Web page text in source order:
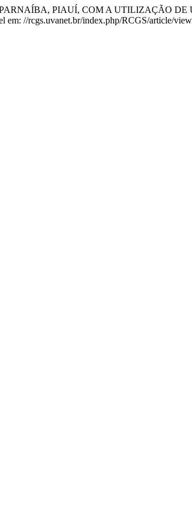
PIAUÍ, COM A UTILIZAÇÃO DE
em: //rcgs.uvanet.br/index.php/RCGS/article/